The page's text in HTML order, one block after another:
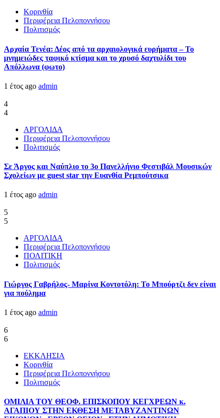
Κορινθία
Περιφέρεια Πελοποννήσου
Πολιτισμός
Αρχαία Τενέα: Δέος από τα αρχαιολογικά ευρήματα – Το
μνημειώδες ταφικό κτίσμα και το χρυσό δαχτυλίδι του
Απόλλωνα (φωτο)
1 έτος ago admin
4
4
ΑΡΓΟΛΙΔΑ
Περιφέρεια Πελοποννήσου
Πολιτισμός
Σε Άργος και Ναύπλιο το 3ο Πανελλήνιο Φεστιβάλ Μουσικών
Σχολείων με guest star την Ευανθία Ρεμπούτσικα
1 έτος ago admin
5
5
ΑΡΓΟΛΙΔΑ
Περιφέρεια Πελοποννήσου
ΠΟΛΙΤΙΚΗ
Πολιτισμός
Γιώργος Γαβρήλος- Μαρίνα Κοντοτόλη: Το Μπούρτζι δεν είναι
για πούλημα
1 έτος ago admin
6
6
ΕΚΚΛΗΣΙΑ
Κορινθία
Περιφέρεια Πελοποννήσου
Πολιτισμός
ΟΜΙΛΙΑ ΤΟΥ ΘΕΟΦ. ΕΠΙΣΚΟΠΟΥ ΚΕΓΧΡΕΩΝ κ.
ΑΓΑΠΙΟΥ ΣΤΗΝ ΕΚΘΕΣΗ ΜΕΤΑΒΥΖΑΝΤΙΝΩΝ